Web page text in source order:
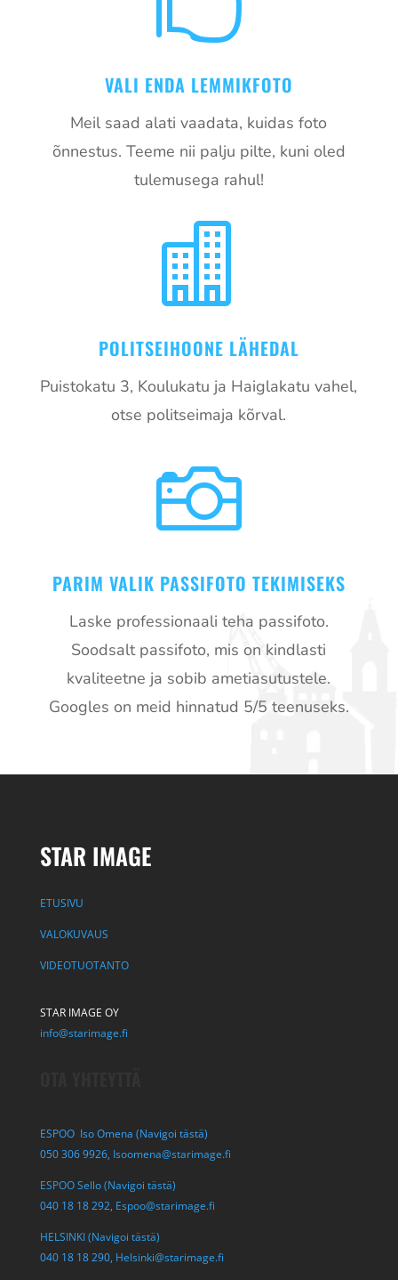
VALI ENDA LEMMIKFOTO
Meil saad alati vaadata, kuidas foto
õnnestus. Teeme nii palju pilte, kuni oled
tulemusega rahul!

POLITSEIHOONE LÄHEDAL
Puistokatu 3, Koulukatu ja Haiglakatu vahel,
otse politseimaja kõrval.

PARIM VALIK PASSIFOTO TEKIMISEKS
Laske professionaali teha passifoto.
Soodsalt passifoto, mis on kindlasti
kvaliteetne ja sobib ametiasutustele.
Googles on meid hinnatud 5/5 teenuseks.
STAR IMAGE
ETUSIVU
VALOKUVAUS
VIDEOTUOTANTO
STAR IMAGE OY
info@starimage.fi
ESPOO Iso Omena (Navigoi tästä)
050 306 9926, Isoomena@starimage.fi
ESPOO Sello (Navigoi tästä)
040 18 18 292, Espoo@starimage.fi
HELSINKI (Navigoi tästä)
040 18 18 290, Helsinki@starimage.fi